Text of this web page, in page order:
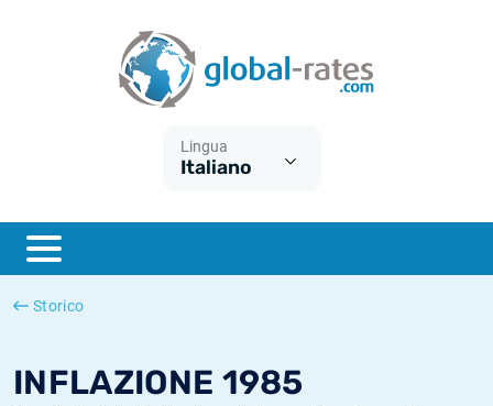
Lingua
Italiano
Storico
INFLAZIONE 1985
ESTER
SONIA
Cos'è l'inflazione CPI?
Cos'è l'inflazione HICP?
Inflazione Italia
Inflazione Stati Uniti
Tassi storici Euribor
Tassi storici di SONIA
Tassi storici di TONAR
Calcolatore dell’inflazione